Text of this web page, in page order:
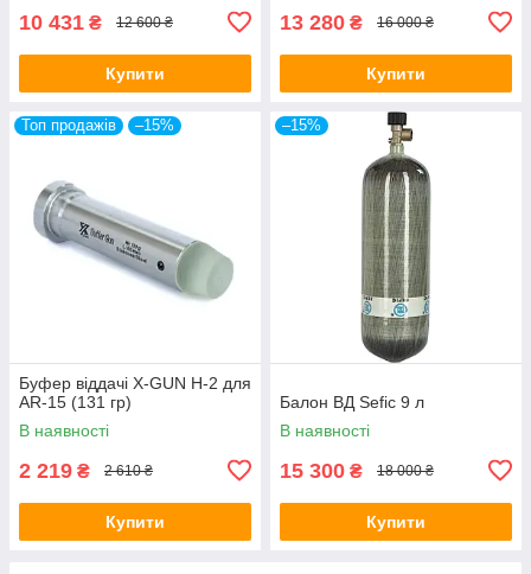
10 431 ₴ 12 600 ₴
Купити
13 280 ₴ 16 000 ₴
Купити
Топ продажів –15%
Буфер віддачі X-GUN H-2 для
AR-15 (131 гр)
В наявності
2 219 ₴ 2 610 ₴
Купити
–15%
Балон ВД Sefic 9 л
В наявності
15 300 ₴ 18 000 ₴
Купити